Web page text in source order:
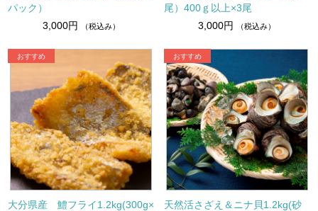
パック）
3,000円
（税込み）
尾）400ｇ以上×3尾
3,000円
（税込み）
大分県産 鱧フライ1.2kg(300g× 天然活さざえ＆ニナ貝1.2kg(砂